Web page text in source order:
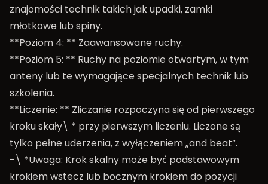
znajomości technik takich jak upadki, zamki
młotkowe lub spiny.
**Poziom 4: ** Zaawansowane ruchy.
**Poziom 5: ** Ruchy na poziomie otwartym, w tym
anteny lub te wymagające specjalnych technik lub
szkolenia.
**Liczenie: ** Zliczanie rozpoczyna się od pierwszego
kroku skały\ * przy pierwszym liczeniu. Liczone są
tylko pełne uderzenia, z wyłączeniem „and beat”.
-\ *Uwaga: Krok skalny może być podstawowym
krokiem wstecz lub bocznym krokiem do pozycji